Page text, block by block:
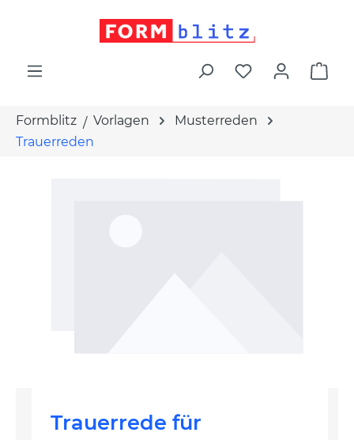
Formblitz Vorlagen
Musterreden
Trauerreden
Trauerrede für